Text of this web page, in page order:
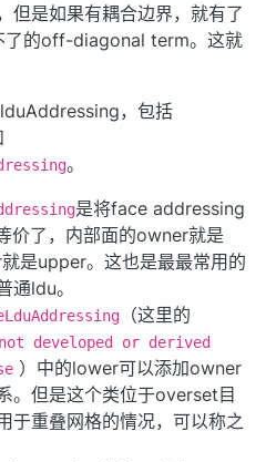
但是如果有耦合边界，就有了
的off-diagonal term。这就
，包括
。
是将face addressing
价了，内部面的owner就是
是upper。这也是最最常用的
通ldu。
（这里的
not developed or derived
）中的lower可以添加owner
。但是这个类位于overset目
于重叠网格的情况，可以称之